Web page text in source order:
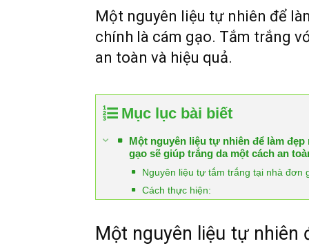
Một nguyên liệu tự nhiên để
chính là cám gạo. Tắm trắng
an toàn và hiệu quả.
Mục lục bài biết
Một nguyên liệu tự nhiên để làm
gạo sẽ giúp trắng da một cách an
Nguyên liệu tự tắm trắng tại nhà đơn
Cách thực hiện:
Một nguyên liệu tự nhiên